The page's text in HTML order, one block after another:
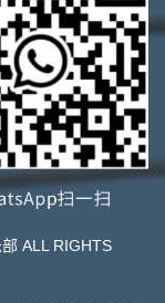
ALL RIGHTS